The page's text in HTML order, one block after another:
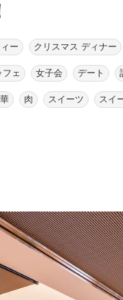
ー クリスマス ディナー
ェ 女子会 デート
肉 スイーツ スイ